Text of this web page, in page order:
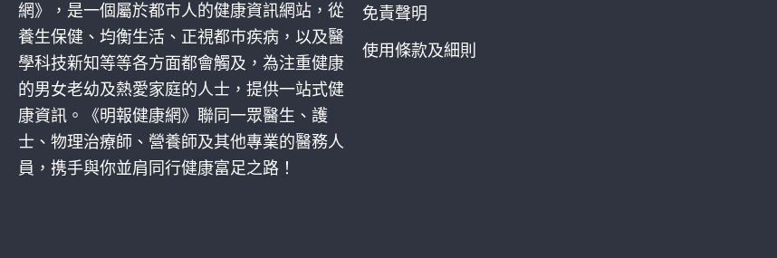
網》，是一個屬於都巿人的健康資訊網站，從
養生保健、均衡生活、正視都巿疾病，以及醫
學科技新知等等各方面都會觸及，為注重健康
的男女老幼及熱愛家庭的人士，提供一站式健
康資訊。《明報健康網》聯同一眾醫生、護
士、物理治療師、營養師及其他專業的醫務人
員，携手與你並肩同行健康富足之路！
免責聲明
使用條款及細則